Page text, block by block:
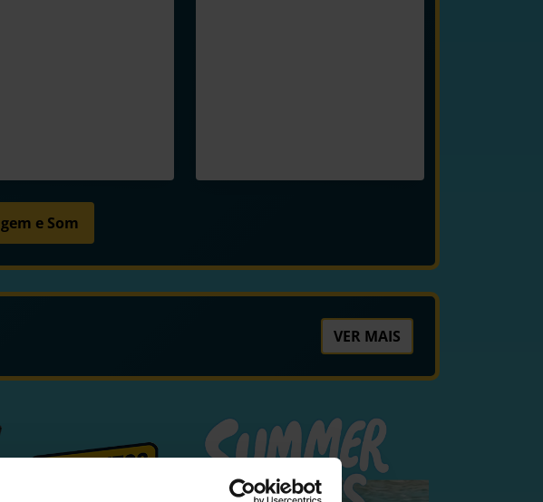
e Som
VER MAIS